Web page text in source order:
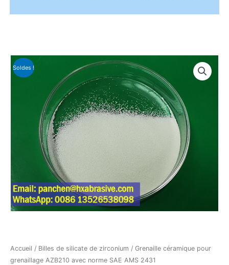
Soldes !
Accueil / Billes de silicate de zirconium / Grenaille céramique pour
grenaillage AZB210 avec norme SAE AMS 2431